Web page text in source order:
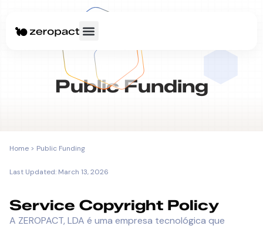
Public Funding
Home > Public Funding
Last Updated: March 13, 2026
Service Copyright Policy
A ZEROPACT, LDA é uma empresa tecnológica que